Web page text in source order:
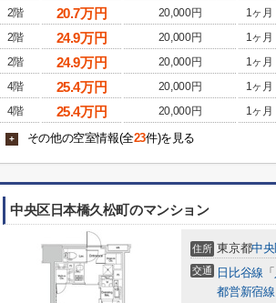
2階
20.7万円 20,000円 1ヶ月
2階
24.9万円 20,000円 1ヶ月
2階
24.9万円 20,000円 1ヶ月
4階
25.4万円 20,000円 1ヶ月
4階
25.4万円 20,000円 1ヶ月
+ その他の空室情報(全23件)を見る
中央区日本橋久松町のマンション
住所 東京都中
交通 日比谷線 「
都営新宿線